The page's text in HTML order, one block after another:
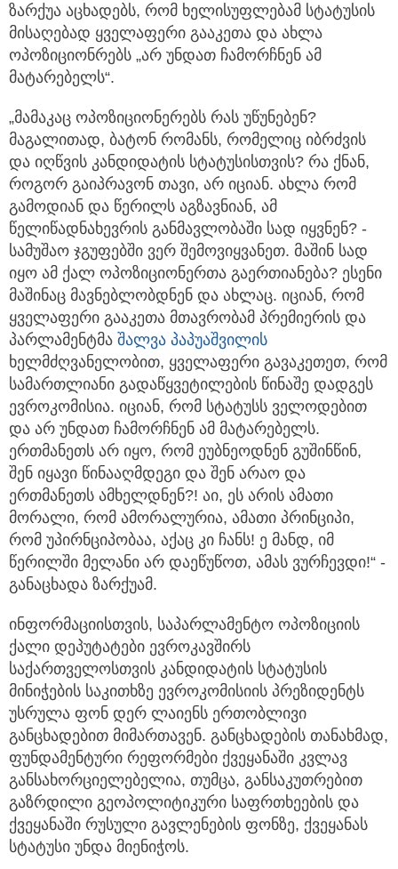
ზარქუა აცხადებს, რომ ხელისუფლებამ სტატუსის
მისაღებად ყველაფერი გააკეთა და ახლა
ოპოზიციონრებს „არ უნდათ ჩამორჩნენ ამ
მატარებელს“.
„მამაკაც ოპოზიციონერებს რას უწუნებენ?
მაგალითად, ბატონ რომანს, რომელიც იბრძვის
და იღწვის კანდიდატის სტატუსისთვის? რა ქნან,
როგორ გაიპრავონ თავი, არ იციან. ახლა რომ
გამოდიან და წერილს აგზავნიან, ამ
წელიწადნახევრის განმავლობაში სად იყვნენ? -
სამუშაო ჯგუფებში ვერ შემოვიყვანეთ. მაშინ სად
იყო ამ ქალ ოპოზიციონერთა გაერთიანება? ესენი
მაშინაც მავნებლობდნენ და ახლაც. იციან, რომ
ყველაფერი გააკეთა მთავრობამ პრემიერის და
პარლამენტმა შალვა პაპუაშვილის
ხელმძღვანელობით, ყველაფერი გავაკეთეთ, რომ
სამართლიანი გადაწყვეტილების წინაშე დადგეს
ევროკომისია. იციან, რომ სტატუსს ველოდებით
და არ უნდათ ჩამორჩნენ ამ მატარებელს.
ერთმანეთს არ იყო, რომ ეუბნეოდნენ გუშინწინ,
შენ იყავი წინააღმდეგი და შენ არაო და
ერთმანეთს ამხელდნენ?! აი, ეს არის ამათი
მორალი, რომ ამორალურია, ამათი პრინციპი,
რომ უპირნციპობაა, აქაც კი ჩანს! ე მანდ, იმ
წერილში მელანი არ დაეწუწოთ, ამას ვურჩევდი!“ -
განაცხადა ზარქუამ.
ინფორმაციისთვის, საპარლამენტო ოპოზიციის
ქალი დეპუტატები ევროკავშირს
საქართველოსთვის კანდიდატის სტატუსის
მინიჭების საკითხზე ევროკომისიის პრეზიდენტს
უსრულა ფონ დერ ლაიენს ერთობლივი
განცხადებით მიმართავენ. განცხადების თანახმად,
ფუნდამენტური რეფორმები ქვეყანაში კვლავ
განსახორციელებელია, თუმცა, განსაკუთრებით
გაზრდილი გეოპოლიტიკური საფრთხეების და
ქვეყანაში რუსული გავლენების ფონზე, ქვეყანას
სტატუსი უნდა მიენიჭოს.